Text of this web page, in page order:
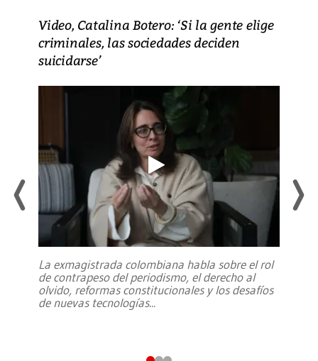
Video, Catalina Botero: ‘Si la gente elige
criminales, las sociedades deciden
suicidarse’
La exmagistrada colombiana habla sobre el rol
de contrapeso del periodismo, el derecho al
olvido, reformas constitucionales y los desafíos
de nuevas tecnologías...